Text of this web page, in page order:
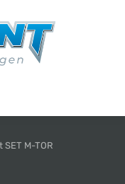
SET M-TOR